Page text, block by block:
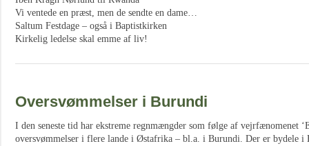
Vi ventede en præst, men de sendte en dame…
Saltum Festdage – også i Baptistkirken
Kirkelig ledelse skal emme af liv!
Oversvømmelser i Burundi
I den seneste tid har ekstreme regnmængder som følge af vejrfænomenet
oversvømmelser i flere lande i Østafrika – bl.a. i Burundi. Der er bydele i